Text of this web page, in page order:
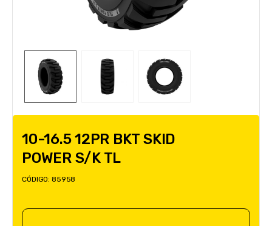
10-16.5 12PR BKT SKID
POWER S/K TL
CÓDIGO: 85958